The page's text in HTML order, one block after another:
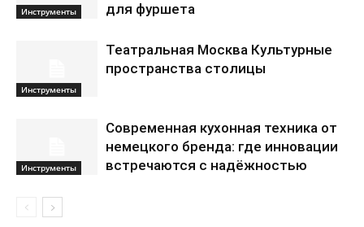
Инструменты
для фуршета
Инструменты
Театральная Москва Культурные
пространства столицы
Инструменты
Современная кухонная техника от
немецкого бренда: где инновации
встречаются с надёжностью